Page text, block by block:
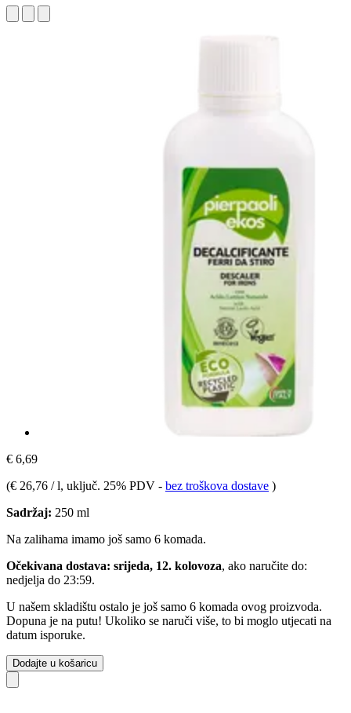
€ 6,69
(€ 26,76 / l, uključ. 25% PDV - bez troškova dostave )
Sadržaj: 250 ml
Na zalihama imamo još samo 6 komada.
Očekivana dostava: srijeda, 12. kolovoza, ako naručite do:
nedjelja do 23:59.
U našem skladištu ostalo je još samo 6 komada ovog proizvoda.
Dopuna je na putu! Ukoliko se naruči više, to bi moglo utjecati na
datum isporuke.
Dodajte u košaricu